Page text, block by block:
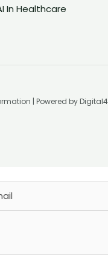
In Healthcare
| Powered by